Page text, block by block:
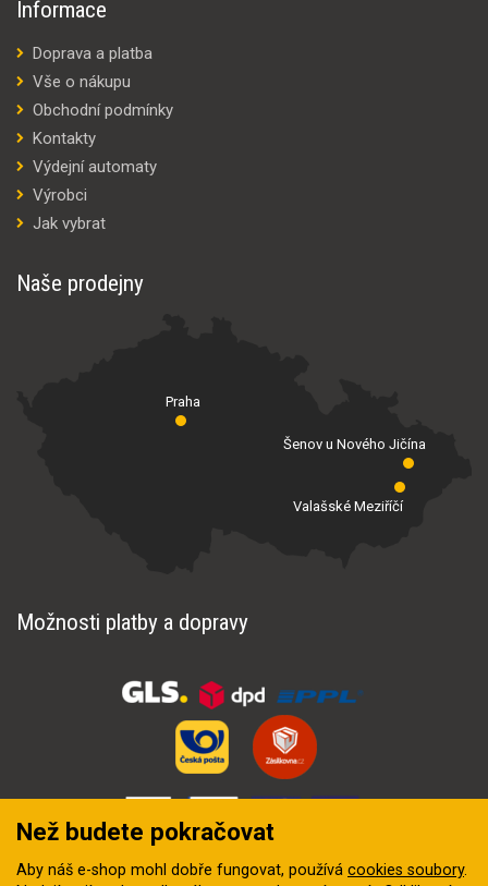
Informace
Doprava a platba
Vše o nákupu
Obchodní podmínky
Kontakty
Výdejní automaty
Výrobci
Jak vybrat
Naše prodejny
Praha
Valašské Meziříčí
Šenov u Nového Jičína
Možnosti platby a dopravy
Než budete pokračovat
Aby náš e-shop mohl dobře fungovat, používá cookies soubory.